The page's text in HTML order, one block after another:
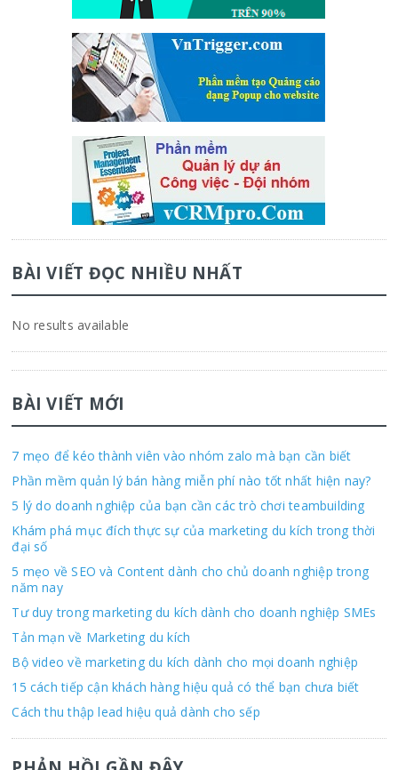
BÀI VIẾT ĐỌC NHIỀU NHẤT
No results available
BÀI VIẾT MỚI
7 mẹo để kéo thành viên vào nhóm zalo mà bạn cần biết
Phần mềm quản lý bán hàng miễn phí nào tốt nhất hiện nay?
5 lý do doanh nghiệp của bạn cần các trò chơi teambuilding
Khám phá mục đích thực sự của marketing du kích trong thời
đại số
5 mẹo về SEO và Content dành cho chủ doanh nghiệp trong
năm nay
Tư duy trong marketing du kích dành cho doanh nghiệp SMEs
Tản mạn về Marketing du kích
Bộ video về marketing du kích dành cho mọi doanh nghiệp
15 cách tiếp cận khách hàng hiệu quả có thể bạn chưa biết
Cách thu thập lead hiệu quả dành cho sếp